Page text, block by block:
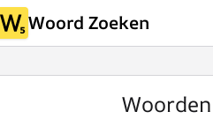
Woord Zoeken